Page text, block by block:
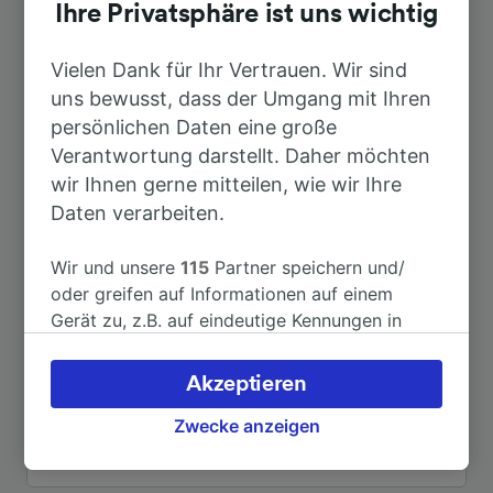
Dauer
Nach Hamburg Hbf 1h 37min
Nach Heide (Holst)
Nach Hamburg 1h 16min
Nach Hamburg Airport 2h 3min
Nach Hamburg-Altona 1h 16min
Nach Kopenhagen
Ihre Privatsphäre ist uns wichtig
Vielen Dank für Ihr Vertrauen. Wir sind
uns bewusst, dass der Umgang mit Ihren
persönlichen Daten eine große
Verantwortung darstellt. Daher möchten
wir Ihnen gerne mitteilen, wie wir Ihre
Daten verarbeiten.
Wir und unsere115 Partner speichern und/
oder greifen auf Informationen auf einem
Gerät zu, z.B. auf eindeutige Kennungen in
verarbeiten. Sie können Ihre Präferenzen
akzeptieren oder verwalten, einschließlich
Ihres Widerspruchsrechts bei berechtigtem
Zwecke anzeigen
Akzeptieren